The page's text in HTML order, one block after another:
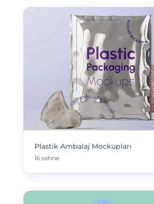
Plastik Ambalaj Mockupları
16 sahne